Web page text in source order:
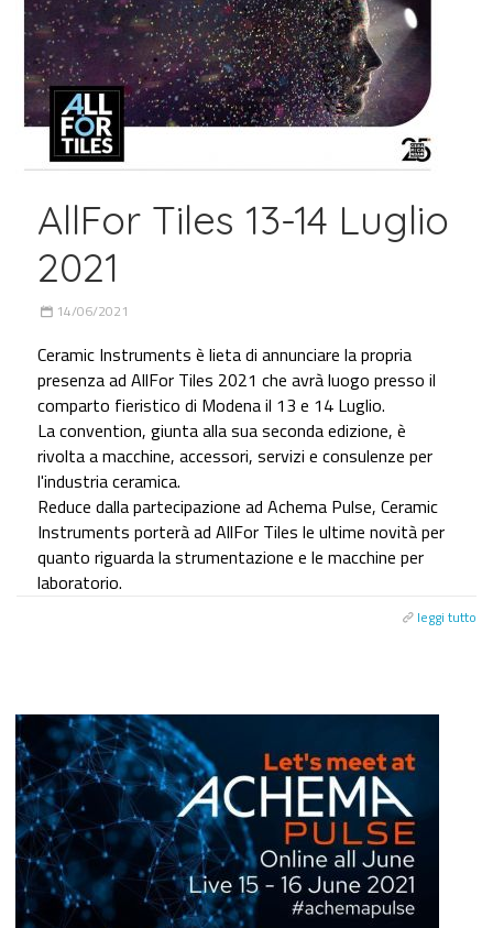
AllFor Tiles 13-14 Luglio
2021
14/06/2021
Ceramic Instruments è lieta di annunciare la propria
presenza ad AllFor Tiles 2021 che avrà luogo presso il
comparto fieristico di Modena il 13 e 14 Luglio.
La convention, giunta alla sua seconda edizione, è
rivolta a macchine, accessori, servizi e consulenze per
l'industria ceramica.
Reduce dalla partecipazione ad Achema Pulse, Ceramic
Instruments porterà ad AllFor Tiles le ultime novità per
quanto riguarda la strumentazione e le macchine per
laboratorio.
leggi tutto